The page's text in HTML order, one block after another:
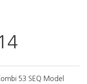
53 SEQ Model